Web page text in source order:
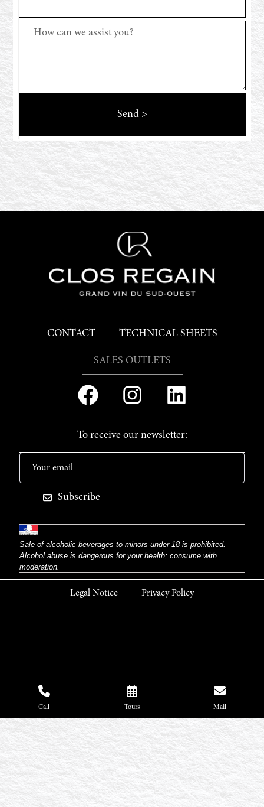
Send >
CONTACT TECHNICAL SHEETS
SALES OUTLETS
To receive our newsletter:
Subscribe
Sale of alcoholic beverages to minors under 18 is prohibited.
Alcohol abuse is dangerous for your health; consume with
moderation.
Legal Notice Privacy Policy
Call Tours Mail